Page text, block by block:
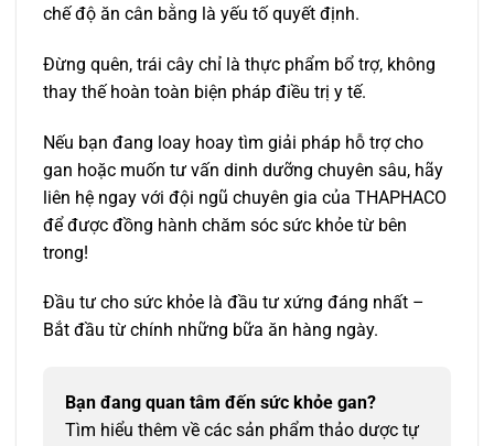
chế độ ăn cân bằng là yếu tố quyết định.
Đừng quên, trái cây chỉ là thực phẩm bổ trợ, không
thay thế hoàn toàn biện pháp điều trị y tế.
Nếu bạn đang loay hoay tìm giải pháp hỗ trợ cho
gan hoặc muốn tư vấn dinh dưỡng chuyên sâu, hãy
liên hệ ngay với đội ngũ chuyên gia của THAPHACO
để được đồng hành chăm sóc sức khỏe từ bên
trong!
Đầu tư cho sức khỏe là đầu tư xứng đáng nhất –
Bắt đầu từ chính những bữa ăn hàng ngày.
Bạn đang quan tâm đến sức khỏe gan?
Tìm hiểu thêm về các sản phẩm thảo dược tự